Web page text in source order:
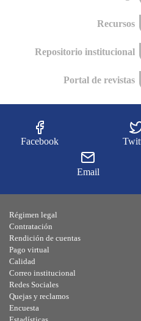
Recursos
Repositorio institucional
Portal de revistas
Facebook
Email
Régimen legal
Contratación
Rendición de cuentas
Pago virtual
Calidad
Correo institucional
Redes Sociales
Quejas y reclamos
Encuesta